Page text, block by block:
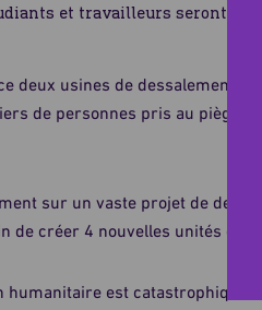
et travailleurs seront
deux usines de dessalement
de personnes pris au piège
sur un vaste projet de
de créer 4 nouvelles unités de
humanitaire est catastrophique.